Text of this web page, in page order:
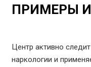
ПРИМЕРЫ
Центр активно
наркологии и